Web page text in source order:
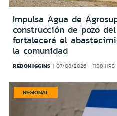
Impulsa Agua de
construcción de pozo
fortalecerá el
la comunidad
REDOHIGGINS 07/08/2026 - 11:38 HRS
REGIONAL